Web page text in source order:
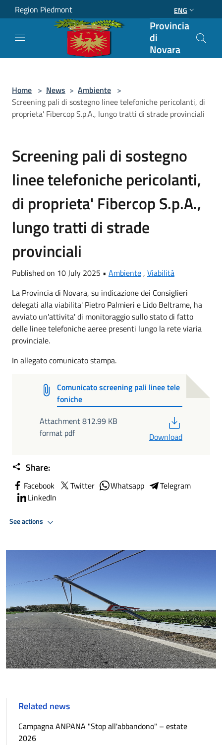
Salta al contenuto principale
Region Piedmont ENG
Provincia
di
Novara
Home > News > Ambiente >
Screening pali di sostegno linee telefoniche pericolanti, di
proprieta' Fibercop S.p.A., lungo tratti di strade provinciali
Screening pali di sostegno
linee telefoniche pericolanti,
di proprieta' Fibercop S.p.A.,
lungo tratti di strade
provinciali
Published on 10 July 2025 • Ambiente, Viabilità
La Provincia di Novara, su indicazione dei Consiglieri
delegati alla viabilita' Pietro Palmieri e Lido Beltrame, ha
avviato un'attivita' di monitoraggio sullo stato di fatto
delle linee telefoniche aeree presenti lungo la rete viaria
provinciale.
In allegato comunicato stampa.
Comunicato screening pali linee tele
foniche
Attachment 812.99 KB
format pdf
Download
Share:
Facebook Twitter Whatsapp
Telegram
LinkedIn
See actions
Related news
Campagna ANPANA "Stop all'abbandono" – estate
2026